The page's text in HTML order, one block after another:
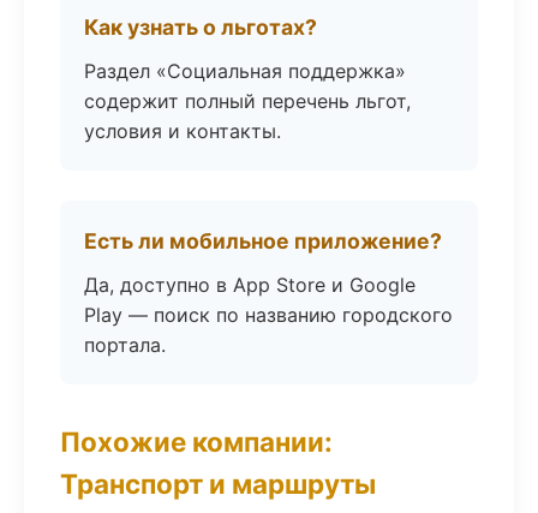
Как узнать о льготах?
Раздел «Социальная поддержка»
содержит полный перечень льгот,
условия и контакты.
Есть ли мобильное приложение?
Да, доступно в App Store и Google
Play — поиск по названию городского
портала.
Похожие компании:
Транспорт и маршруты